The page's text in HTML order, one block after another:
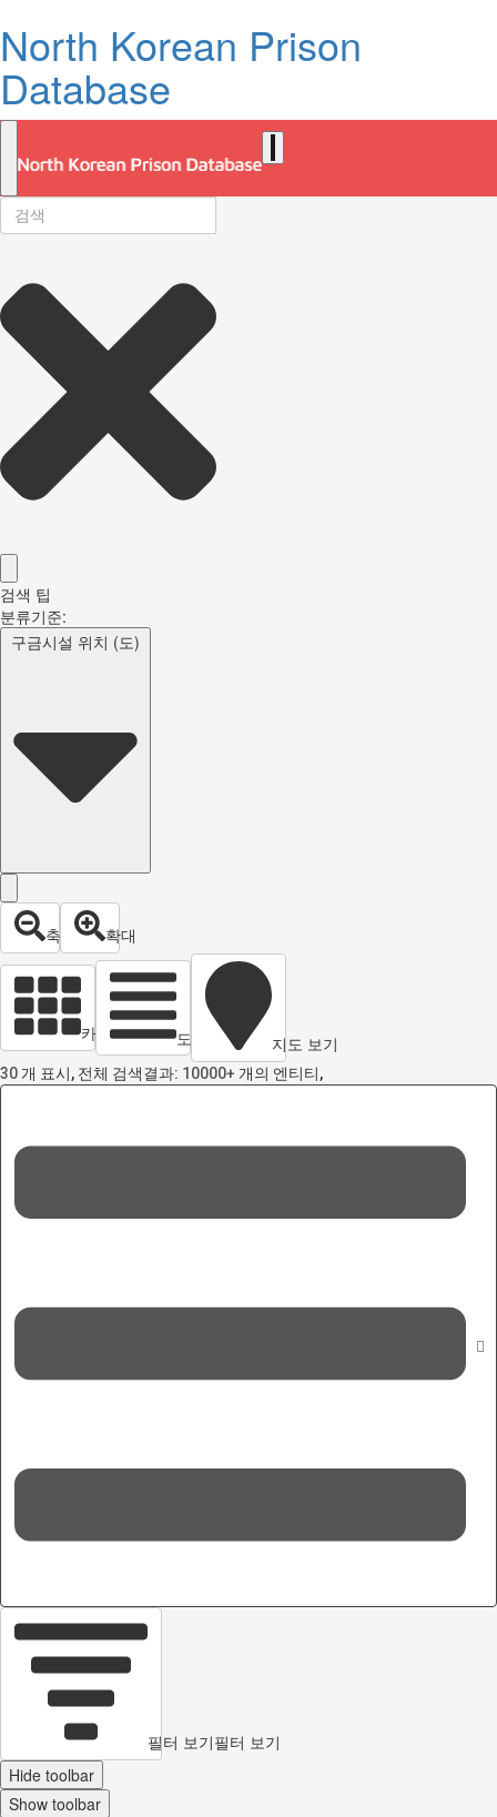
North Korean Prison
Database
검색 팁
분류기준:
축소 확대
카드 열람 도면 보기 지도 보기
30 개 표시, 전체 검색결과: 10000+ 개의 엔티티,
필터 보기필터 보기
Hide toolbar
Show toolbar